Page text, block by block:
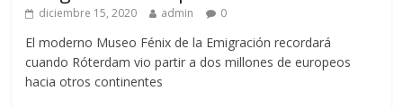
diciembre 15, 2020 admin 0
El moderno Museo Fénix de la Emigración recordará
cuando Róterdam vio partir a dos millones de europeos
hacia otros continentes